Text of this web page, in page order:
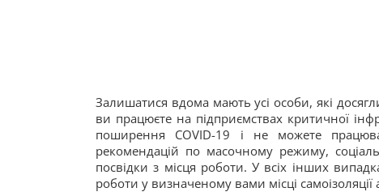
Залишатися вдома мають усі особи, які
ви працюєте на підприємствах критичної
поширення COVID-19 і не можете
рекомендацій по масочному режиму,
посвідки з місця роботи. У всіх інших
роботи у визначеному вами місці